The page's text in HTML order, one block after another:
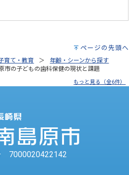
ページの先頭へ
育て・教育
年齢・シーンから探す
市の子どもの歯科保健の現状と課題
もっと見る（全6件）
7000020422142